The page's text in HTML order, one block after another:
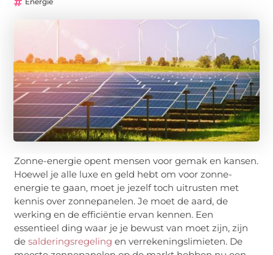
Zonne-energie opent mensen voor gemak en kansen.
Hoewel je alle luxe en geld hebt om voor zonne-
energie te gaan, moet je jezelf toch uitrusten met
kennis over zonnepanelen. Je moet de aard, de
werking en de efficiëntie ervan kennen. Een
essentieel ding waar je je bewust van moet zijn, zijn
desalderingsregeling en verrekeningslimieten. De